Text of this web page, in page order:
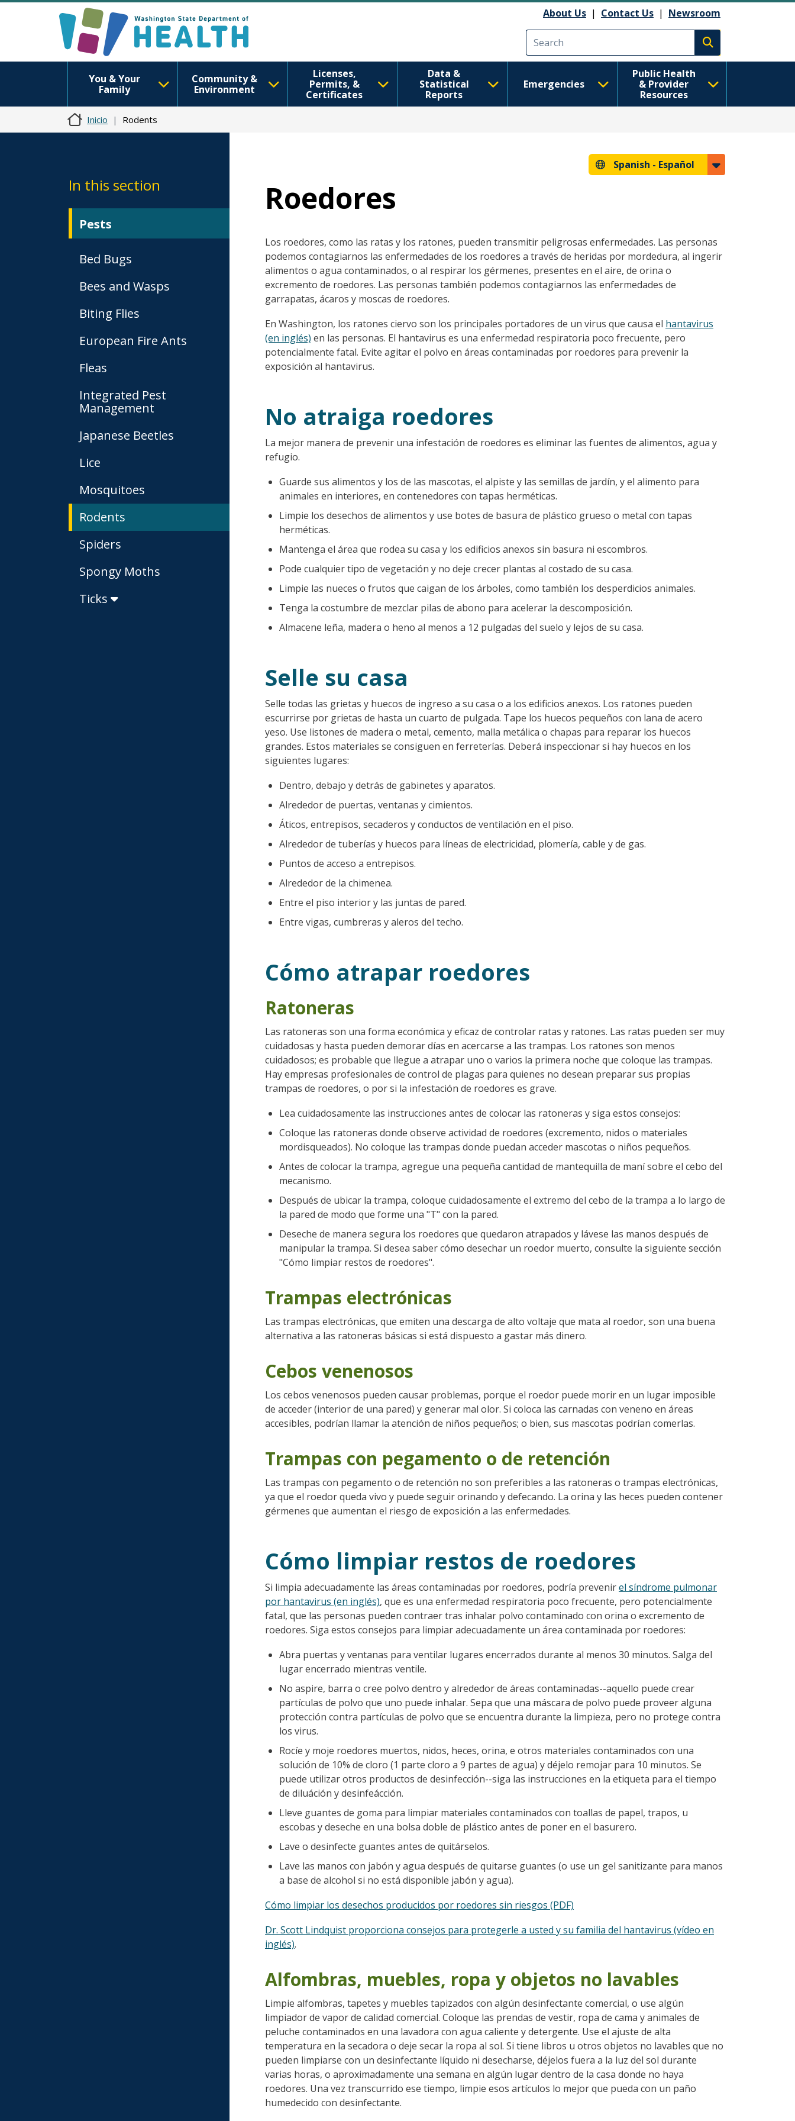
About Us | Contact Us | Newsroom
Execute search
You & Your
Family
Community &
Environment
Licenses,
Permits, &
Certificates
Data &
Statistical
Reports
Emergencies
Public Health
& Provider
Resources
Inicio Rodents
In this section
Pests
Bed Bugs
Bees and Wasps
Biting Flies
European Fire Ants
Fleas
Integrated Pest
Management
Japanese Beetles
Lice
Mosquitoes
Rodents
Spiders
Spongy Moths
Ticks
Spanish - Español
Roedores
Los roedores, como las ratas y los ratones, pueden transmitir peligrosas enfermedades. Las personas
podemos contagiarnos las enfermedades de los roedores a través de heridas por mordedura, al ingerir
alimentos o agua contaminados, o al respirar los gérmenes, presentes en el aire, de orina o
excremento de roedores. Las personas también podemos contagiarnos las enfermedades de
garrapatas, ácaros y moscas de roedores.
En Washington, los ratones ciervo son los principales portadores de un virus que causa el hantavirus
(en inglés) en las personas. El hantavirus es una enfermedad respiratoria poco frecuente, pero
potencialmente fatal. Evite agitar el polvo en áreas contaminadas por roedores para prevenir la
exposición al hantavirus.
No atraiga roedores
La mejor manera de prevenir una infestación de roedores es eliminar las fuentes de alimentos, agua y
refugio.
Guarde sus alimentos y los de las mascotas, el alpiste y las semillas de jardín, y el alimento para
animales en interiores, en contenedores con tapas herméticas.
Limpie los desechos de alimentos y use botes de basura de plástico grueso o metal con tapas
herméticas.
Mantenga el área que rodea su casa y los edificios anexos sin basura ni escombros.
Pode cualquier tipo de vegetación y no deje crecer plantas al costado de su casa.
Limpie las nueces o frutos que caigan de los árboles, como también los desperdicios animales.
Tenga la costumbre de mezclar pilas de abono para acelerar la descomposición.
Almacene leña, madera o heno al menos a 12 pulgadas del suelo y lejos de su casa.
Selle su casa
Selle todas las grietas y huecos de ingreso a su casa o a los edificios anexos. Los ratones pueden
escurrirse por grietas de hasta un cuarto de pulgada. Tape los huecos pequeños con lana de acero
yeso. Use listones de madera o metal, cemento, malla metálica o chapas para reparar los huecos
grandes. Estos materiales se consiguen en ferreterías. Deberá inspeccionar si hay huecos en los
siguientes lugares:
Dentro, debajo y detrás de gabinetes y aparatos.
Alrededor de puertas, ventanas y cimientos.
Áticos, entrepisos, secaderos y conductos de ventilación en el piso.
Alrededor de tuberías y huecos para líneas de electricidad, plomería, cable y de gas.
Puntos de acceso a entrepisos.
Alrededor de la chimenea.
Entre el piso interior y las juntas de pared.
Entre vigas, cumbreras y aleros del techo.
Cómo atrapar roedores
Ratoneras
Las ratoneras son una forma económica y eficaz de controlar ratas y ratones. Las ratas pueden ser muy
cuidadosas y hasta pueden demorar días en acercarse a las trampas. Los ratones son menos
cuidadosos; es probable que llegue a atrapar uno o varios la primera noche que coloque las trampas.
Hay empresas profesionales de control de plagas para quienes no desean preparar sus propias
trampas de roedores, o por si la infestación de roedores es grave.
Lea cuidadosamente las instrucciones antes de colocar las ratoneras y siga estos consejos:
Coloque las ratoneras donde observe actividad de roedores (excremento, nidos o materiales
mordisqueados). No coloque las trampas donde puedan acceder mascotas o niños pequeños.
Antes de colocar la trampa, agregue una pequeña cantidad de mantequilla de maní sobre el cebo del
mecanismo.
Después de ubicar la trampa, coloque cuidadosamente el extremo del cebo de la trampa a lo largo de
la pared de modo que forme una "T" con la pared.
Deseche de manera segura los roedores que quedaron atrapados y lávese las manos después de
manipular la trampa. Si desea saber cómo desechar un roedor muerto, consulte la siguiente sección
"Cómo limpiar restos de roedores".
Trampas electrónicas
Las trampas electrónicas, que emiten una descarga de alto voltaje que mata al roedor, son una buena
alternativa a las ratoneras básicas si está dispuesto a gastar más dinero.
Cebos venenosos
Los cebos venenosos pueden causar problemas, porque el roedor puede morir en un lugar imposible
de acceder (interior de una pared) y generar mal olor. Si coloca las carnadas con veneno en áreas
accesibles, podrían llamar la atención de niños pequeños; o bien, sus mascotas podrían comerlas.
Trampas con pegamento o de retención
Las trampas con pegamento o de retención no son preferibles a las ratoneras o trampas electrónicas,
ya que el roedor queda vivo y puede seguir orinando y defecando. La orina y las heces pueden contener
gérmenes que aumentan el riesgo de exposición a las enfermedades.
Cómo limpiar restos de roedores
Si limpia adecuadamente las áreas contaminadas por roedores, podría prevenirel síndrome pulmonar
por hantavirus (en inglés), que es una enfermedad respiratoria poco frecuente, pero potencialmente
fatal, que las personas pueden contraer tras inhalar polvo contaminado con orina o excremento de
roedores. Siga estos consejos para limpiar adecuadamente un área contaminada por roedores:
Abra puertas y ventanas para ventilar lugares encerrados durante al menos 30 minutos. Salga del
lugar encerrado mientras ventile.
No aspire, barra o cree polvo dentro y alrededor de áreas contaminadas--aquello puede crear
partículas de polvo que uno puede inhalar. Sepa que una máscara de polvo puede proveer alguna
protección contra partículas de polvo que se encuentra durante la limpieza, pero no protege contra
los virus.
Rocíe y moje roedores muertos, nidos, heces, orina, e otros materiales contaminados con una
solución de 10% de cloro (1 parte cloro a 9 partes de agua) y déjelo remojar para 10 minutos. Se
puede utilizar otros productos de desinfección--siga las instrucciones en la etiqueta para el tiempo
de diluáción y desinfeácción.
Lleve guantes de goma para limpiar materiales contaminados con toallas de papel, trapos, u
escobas y deseche en una bolsa doble de plástico antes de poner en el basurero.
Lave o desinfecte guantes antes de quitárselos.
Lave las manos con jabón y agua después de quitarse guantes (o use un gel sanitizante para manos
a base de alcohol si no está disponible jabón y agua).
Cómo limpiar los desechos producidos por roedores sin riesgos (PDF)
Dr. Scott Lindquist proporciona consejos para protegerle a usted y su familia del hantavirus (vídeo en
inglés).
Alfombras, muebles, ropa y objetos no lavables
Limpie alfombras, tapetes y muebles tapizados con algún desinfectante comercial, o use algún
limpiador de vapor de calidad comercial. Coloque las prendas de vestir, ropa de cama y animales de
peluche contaminados en una lavadora con agua caliente y detergente. Use el ajuste de alta
temperatura en la secadora o deje secar la ropa al sol. Si tiene libros u otros objetos no lavables que no
pueden limpiarse con un desinfectante líquido ni desecharse, déjelos fuera a la luz del sol durante
varias horas, o aproximadamente una semana en algún lugar dentro de la casa donde no haya
roedores. Una vez transcurrido ese tiempo, limpie esos artículos lo mejor que pueda con un paño
humedecido con desinfectante.